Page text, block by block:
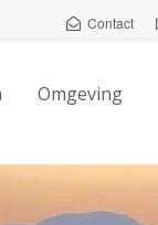
Contact
Omgeving